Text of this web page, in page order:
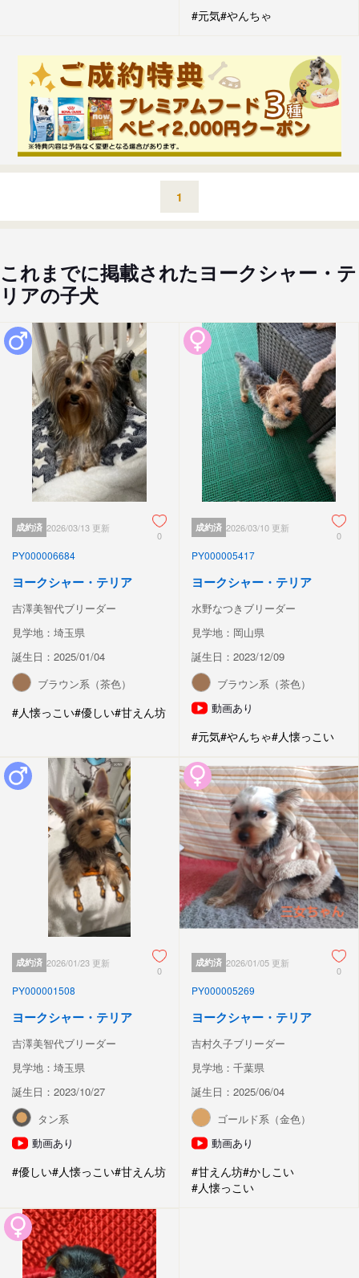
#元気#やんちゃ
1
これまでに掲載されたヨークシャー・テ
リアの子犬
成約済 2026/03/13 更新
0
PY000006684
ヨークシャー・テリア
吉澤美智代ブリーダー
見学地：埼玉県
誕生日：2025/01/04
ブラウン系（茶色）
#人懐っこい#優しい#甘えん坊
成約済 2026/03/10 更新
0
PY000005417
ヨークシャー・テリア
水野なつきブリーダー
見学地：岡山県
誕生日：2023/12/09
ブラウン系（茶色）
動画あり
#元気#やんちゃ#人懐っこい
成約済 2026/01/23 更新
0
PY000001508
ヨークシャー・テリア
吉澤美智代ブリーダー
見学地：埼玉県
誕生日：2023/10/27
タン系
動画あり
#優しい#人懐っこい#甘えん坊
成約済 2026/01/05 更新
0
PY000005269
ヨークシャー・テリア
吉村久子ブリーダー
見学地：千葉県
誕生日：2025/06/04
ゴールド系（金色）
動画あり
#甘えん坊#かしこい
#人懐っこい